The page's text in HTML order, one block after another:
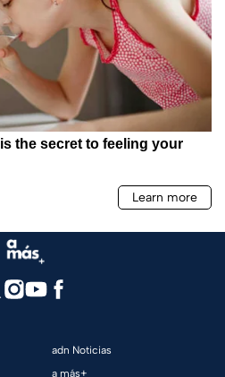
adn Noticias
a más+